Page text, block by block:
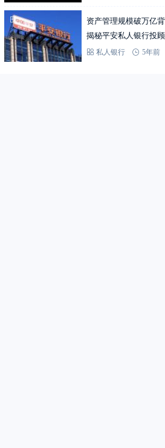
资产管理规模破万亿
揭秘平安私人银行投
私人银行 5年前